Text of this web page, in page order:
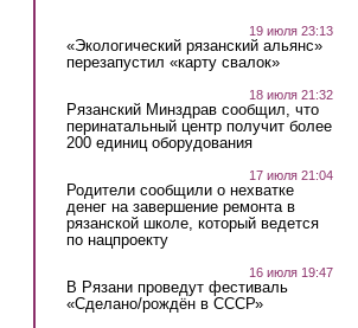
19 июля 23:13
«Экологический рязанский альянс»
перезапустил «карту свалок»
18 июля 21:32
Рязанский Минздрав сообщил, что
перинатальный центр получит более
200 единиц оборудования
17 июля 21:04
Родители сообщили о нехватке
денег на завершение ремонта в
рязанской школе, который ведется
по нацпроекту
16 июля 19:47
В Рязани проведут фестиваль
«Сделано/рождён в СССР»